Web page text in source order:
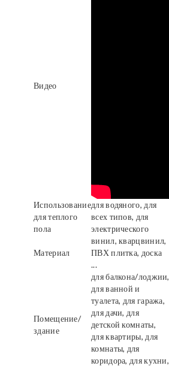
Видео
Использование
для теплого
пола
для водяного, для
всех типов, для
электрического
Материал
винил, кварцвинил,
ПВХ плитка, доска
...
Помещение/
здание
для балкона/лоджии,
для ванной и
туалета, для гаража,
для дачи, для
детской комнаты,
для квартиры, для
комнаты, для
коридора, для кухни,